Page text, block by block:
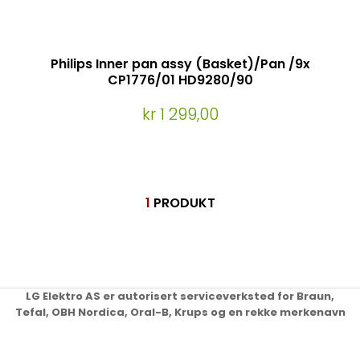
Philips Inner pan assy (Basket)/Pan /9x
CP1776/01 HD9280/90
kr 1 299,00
1 PRODUKT
LG Elektro AS er autorisert serviceverksted for Braun,
Tefal, OBH Nordica, Oral-B, Krups og en rekke merkenavn